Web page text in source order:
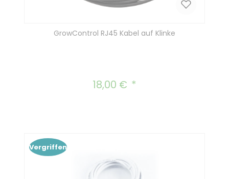
GrowControl RJ45 Kabel auf Klinke
Regulärer Preis:
18,00 €
Vergriffen